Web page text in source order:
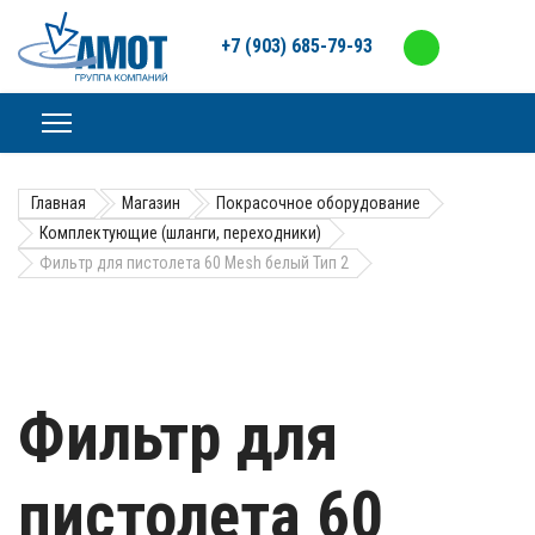
+7 (903) 685-79-93
Главная Магазин
Покрасочное оборудование
Комплектующие (шланги, переходники)
Фильтр для пистолета 60 Mesh белый Тип 2
Фильтр для
пистолета 60